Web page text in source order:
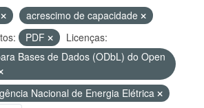
acrescimo de capacidade
PDF
Licenças:
Bases de Dados (ODbL) do Open
Nacional de Energia Elétrica